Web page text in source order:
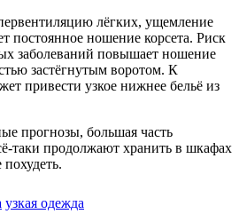
лёгких, ущемление
постоянное ношение корсета. Риск
заболеваний повышает ношение
застёгнутым воротом. К
привести узкое нижнее бельё из
прогнозы, большая часть
таки продолжают хранить в шкафах
узкая одежда